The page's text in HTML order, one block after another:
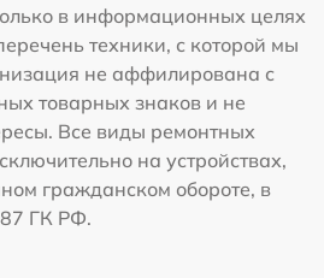
в информационных целях
техники, с которой мы
не аффилирована с
товарных знаков и не
Все виды ремонтных
на устройствах,
гражданском обороте, в
ГК РФ.